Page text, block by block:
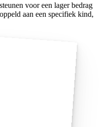
voor een lager bedrag
aan een specifiek kind,